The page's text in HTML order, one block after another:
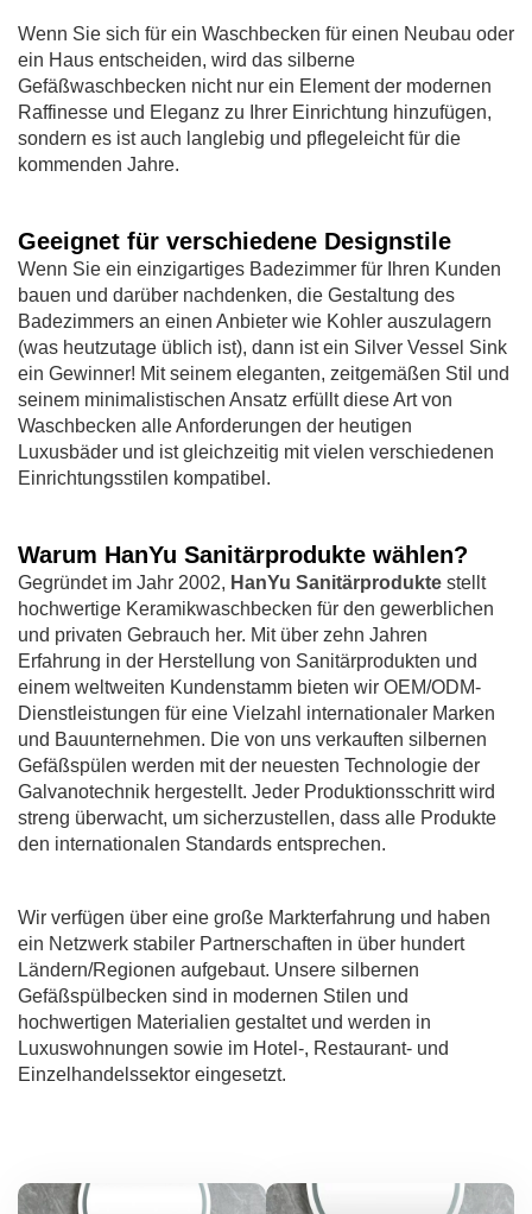
Wenn Sie sich für ein Waschbecken für einen Neubau oder
ein Haus entscheiden, wird das silberne
Gefäßwaschbecken nicht nur ein Element der modernen
Raffinesse und Eleganz zu Ihrer Einrichtung hinzufügen,
sondern es ist auch langlebig und pflegeleicht für die
kommenden Jahre.
Geeignet für verschiedene Designstile
Wenn Sie ein einzigartiges Badezimmer für Ihren Kunden
bauen und darüber nachdenken, die Gestaltung des
Badezimmers an einen Anbieter wie Kohler auszulagern
(was heutzutage üblich ist), dann ist ein Silver Vessel Sink
ein Gewinner! Mit seinem eleganten, zeitgemäßen Stil und
seinem minimalistischen Ansatz erfüllt diese Art von
Waschbecken alle Anforderungen der heutigen
Luxusbäder und ist gleichzeitig mit vielen verschiedenen
Einrichtungsstilen kompatibel.
Warum HanYu Sanitärprodukte wählen?
Gegründet im Jahr 2002, HanYu Sanitärprodukte stellt
hochwertige Keramikwaschbecken für den gewerblichen
und privaten Gebrauch her. Mit über zehn Jahren
Erfahrung in der Herstellung von Sanitärprodukten und
einem weltweiten Kundenstamm bieten wir OEM/ODM-
Dienstleistungen für eine Vielzahl internationaler Marken
und Bauunternehmen. Die von uns verkauften silbernen
Gefäßspülen werden mit der neuesten Technologie der
Galvanotechnik hergestellt. Jeder Produktionsschritt wird
streng überwacht, um sicherzustellen, dass alle Produkte
den internationalen Standards entsprechen.
Wir verfügen über eine große Markterfahrung und haben
ein Netzwerk stabiler Partnerschaften in über hundert
Ländern/Regionen aufgebaut. Unsere silbernen
Gefäßspülbecken sind in modernen Stilen und
hochwertigen Materialien gestaltet und werden in
Luxuswohnungen sowie im Hotel-, Restaurant- und
Einzelhandelssektor eingesetzt.